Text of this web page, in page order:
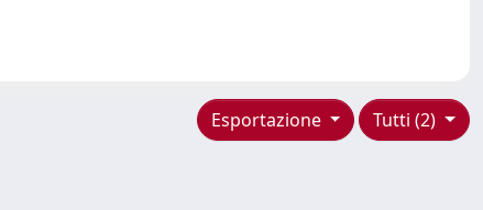
Tutti (2)
Esportazione